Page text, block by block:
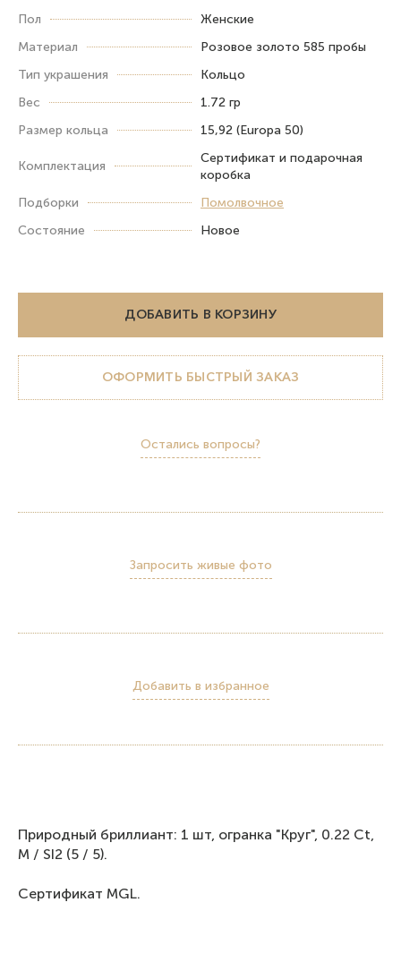
Пол
Женские
Материал
Розовое золото 585 пробы
Тип украшения
Кольцо
Вес
1.72 гр
Размер кольца
15,92 (Europa 50)
Комплектация
Сертификат и подарочная
коробка
Подборки
Помолвочное
Состояние
Новое
ДОБАВИТЬ В КОРЗИНУ
ОФОРМИТЬ БЫСТРЫЙ ЗАКАЗ
Остались вопросы?
Запросить живые фото
Добавить в избранное
Природный бриллиант: 1 шт, огранка "Круг", 0.22 Ct,
M / SI2 (5 / 5).
Сертификат MGL.